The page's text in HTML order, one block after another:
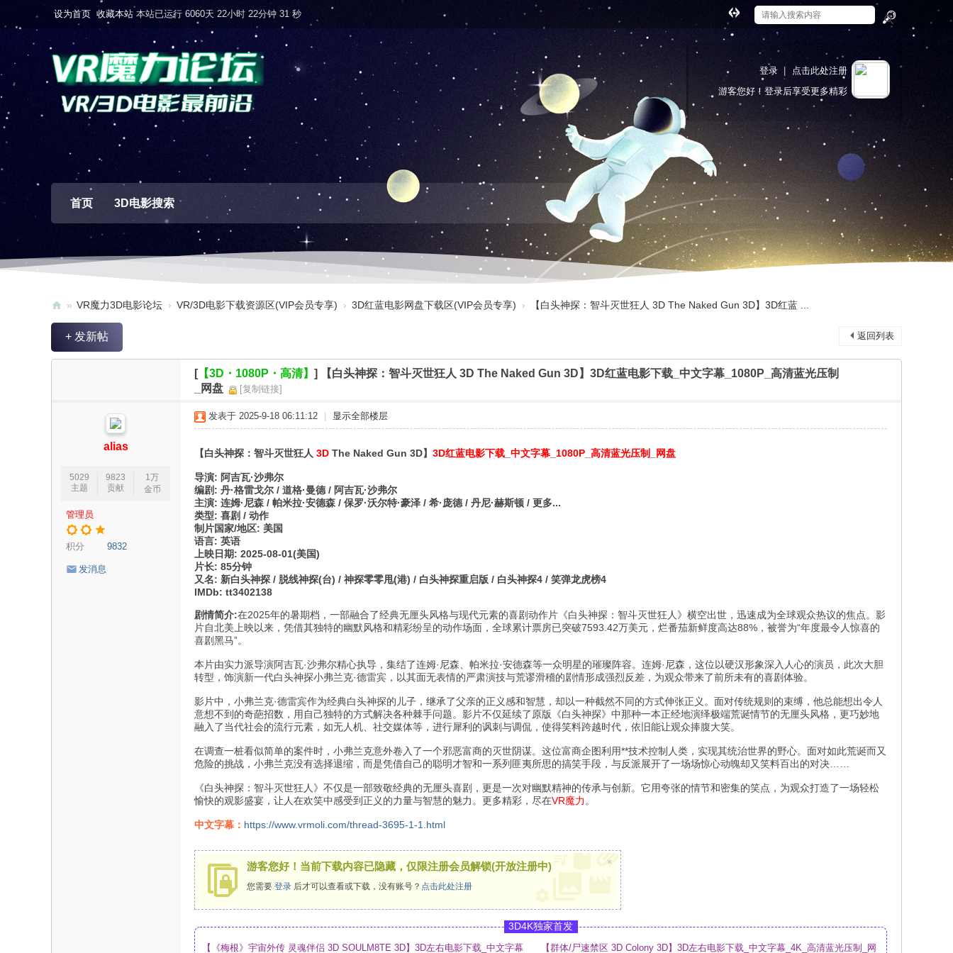
设为首页 收藏本站 本站已运行 6060天 22小时 22分钟 32 秒
索
切
换
宽
版
登录
点击此处注册
游客您好！登录后享受更多精彩
首页 3D电影搜索
V
» VR魔力3D电影论坛 › VR/3D电影下载资源区(VIP会员专享) › 3D红蓝电影网盘下载区(VIP会员专享) › 【白头神探：智斗灭世狂人 3D The Naked Gun 3D】3D红蓝 ...
返回列表
+ 发新帖
[【3D・1080P・高清】 ]
【白头神探：智斗灭世狂人 3D The Naked Gun 3D】3D红蓝电影下载_中文字幕_1080P_高清蓝光压制
_网盘
[复制链接]
alias
5029
主题
9823
贡献
1万
金币
管理员
积分 9832
发消息
发表于 2025-9-18 06:11:12 显示全部楼层
【白头神探：智斗灭世狂人 3D The Naked Gun 3D】 3D红蓝电影下载 中文字幕 1080P 高清蓝光压制 网盘
导演: 阿吉瓦·沙弗尔
编剧: 丹·格雷戈尔 / 道格·曼德 / 阿吉瓦·沙弗尔
主演: 连姆·尼森 / 帕米拉·安德森 / 保罗·沃尔特·豪泽 / 希·庞德 / 丹尼·赫斯顿 / 更多...
类型: 喜剧 / 动作
制片国家/地区: 美国
语言: 英语
上映日期: 2025-08-01(美国)
片长: 85分钟
又名: 新白头神探 / 脱线神探(台) / 神探零零甩(港) / 白头神探重启版 / 白头神探4 / 笑弹龙虎榜4
IMDb: tt3402138
剧情简介:在2025年的暑期档，一部融合了经典无厘头风格与现代元素的喜剧动作片《白头神探：智斗灭世狂人》横空出世，迅速成为全球观众热议的焦点。影
片自北美上映以来，凭借其独特的幽默风格和精彩纷呈的动作场面，全球累计票房已突破7593.42万美元，烂番茄新鲜度高达88%，被誉为“年度最令人惊喜的
喜剧黑马”。
本片由实力派导演阿吉瓦·沙弗尔精心执导，集结了连姆·尼森、帕米拉·安德森等一众明星的璀璨阵容。连姆·尼森，这位以硬汉形象深入人心的演员，此次大胆
转型，饰演新一代白头神探小弗兰克·德雷宾，以其面无表情的严肃演技与荒谬滑稽的剧情形成强烈反差，为观众带来了前所未有的喜剧体验。
影片中，小弗兰克·德雷宾作为经典白头神探的儿子，继承了父亲的正义感和智慧，却以一种截然不同的方式伸张正义。面对传统规则的束缚，他总能想出令人
意想不到的奇葩招数，用自己独特的方式解决各种棘手问题。影片不仅延续了原版《白头神探》中那种一本正经地演绎极端荒诞情节的无厘头风格，更巧妙地
融入了当代社会的流行元素，如无人机、社交媒体等，进行犀利的讽刺与调侃，使得笑料跨越时代，依旧能让观众捧腹大笑。
在调查一桩看似简单的案件时，小弗兰克意外卷入了一个邪恶富商的灭世阴谋。这位富商企图利用**技术控制人类，实现其统治世界的野心。面对如此荒诞而又
危险的挑战，小弗兰克没有选择退缩，而是凭借自己的聪明才智和一系列匪夷所思的搞笑手段，与反派展开了一场场惊心动魄却又笑料百出的对决……
《白头神探：智斗灭世狂人》不仅是一部致敬经典的无厘头喜剧，更是一次对幽默精神的传承与创新。它用夸张的情节和密集的笑点，为观众打造了一场轻松
愉快的观影盛宴，让人在欢笑中感受到正义的力量与智慧的魅力。更多精彩，尽在VR魔力 。
中文字幕： https://www.vrmoli.com/thread-3695-1-1.html
游客您好！当前下载内容已隐藏，仅限注册会员解锁(开放注册中)
您需要 登录 后才可以查看或下载，没有账号？ 点击此处注册
×
3D4K独家首发
【《梅根》宇宙外传 灵魂伴侣 3D SOULM8TE 3D】3D左右电影下载_中文字幕 【群体/尸速禁区 3D Colony 3D】3D左右电影下载_中文字幕_4K_高清蓝光压制_网